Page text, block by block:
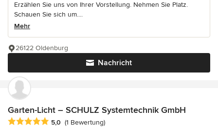
Erzählen Sie uns von Ihrer Vorstellung. Nehmen Sie Platz.
Schauen Sie sich um....
Mehr
Nachricht
26122 Oldenburg
Garten-Licht – SCHULZ Systemtechnik GmbH
Durchschnittliche Bewertung: 5 von 5 Sternen
5,0 (1 Bewertung)